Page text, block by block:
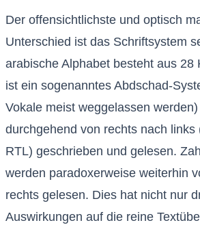
Der offensichtlichste und optisch
Unterschied ist das Schriftsystem
arabische Alphabet besteht aus 28
ist ein sogenanntes Abdschad-
Vokale meist weggelassen
durchgehend von rechts nach links
RTL) geschrieben und gelesen.
werden paradoxerweise weiterhin
rechts gelesen. Dies hat nicht nur
Auswirkungen auf die reine